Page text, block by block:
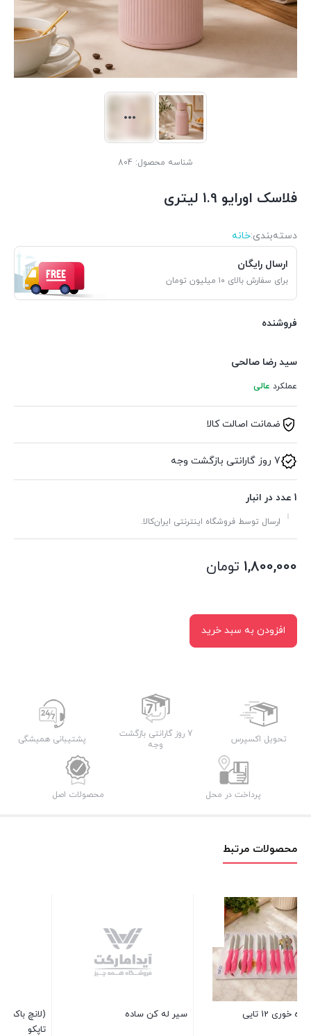
شناسه محصول: 804
فلاسک اورایو 1.9 لیتری
دسته‌بندی‌:خانه
ارسال رایگان
برای سفارش بالای ۱۰ میلیون تومان
فروشنده
سید رضا صالحی
عملکرد عالی
ضمانت اصالت کالا
7 روز گارانتی بازگشت وجه
1 عدد در انبار
ارسال توسط فروشگاه اینترنتی ایران‌کالا.
1,800,000 تومان
افزودن به سبد خرید
تحویل اکسپرس
7 روز گارانتی بازگشت
وجه
پشتیبانی همیشگی
پرداخت در محل محصولات اصل
محصولات مرتبط
سیر له کن ساده
(لانچ باکس) ظرف غذا 2 طبقه